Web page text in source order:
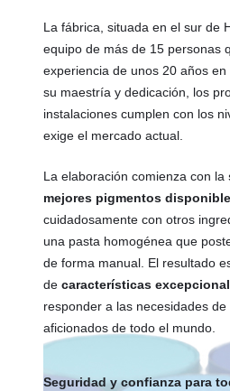
La fábrica, situada en el sur de
equipo de más de 15 personas
experiencia de unos 20 años
su maestría y dedicación, los
instalaciones cumplen con los
exige el mercado actual.
La elaboración comienza con la
mejores pigmentos
cuidadosamente con otros
una pasta homogénea que
de forma manual. El resultado
de características
responder a las necesidades
aficionados de todo el mundo.
Seguridad y confianza para